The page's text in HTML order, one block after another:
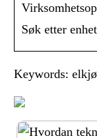
Søk etter
Keywords: